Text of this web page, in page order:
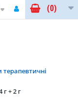
(0)
терапевтичні
+ 2 г